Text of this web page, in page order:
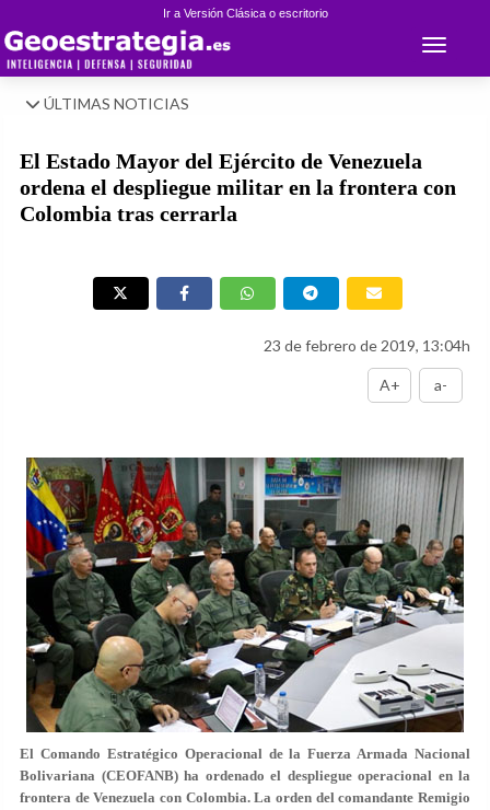
Ir a Versión Clásica o escritorio
Toggle
ÚLTIMAS NOTICIAS
El Estado Mayor del Ejército de Venezuela
ordena el despliegue militar en la frontera con
Colombia tras cerrarla
23 de febrero de 2019, 13:04h
A+ a-
El Comando Estratégico Operacional de la Fuerza Armada Nacional
Bolivariana (CEOFANB) ha ordenado el despliegue operacional en la
frontera de Venezuela con Colombia. La orden del comandante Remigio